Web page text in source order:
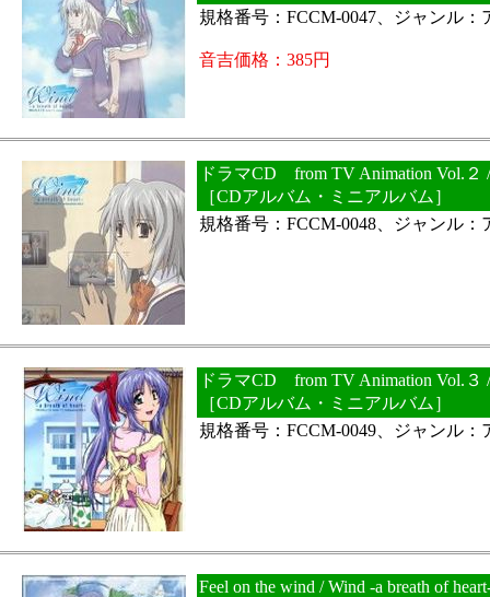
規格番号：FCCM-0047、ジャンル：
音吉価格：385円
ドラマCD from TV Animation Vol.２ /
［CDアルバム・ミニアルバム］
規格番号：FCCM-0048、ジャンル：
ドラマCD from TV Animation Vol.３ /
［CDアルバム・ミニアルバム］
規格番号：FCCM-0049、ジャンル：
Feel on the wind / Wind -a breath of